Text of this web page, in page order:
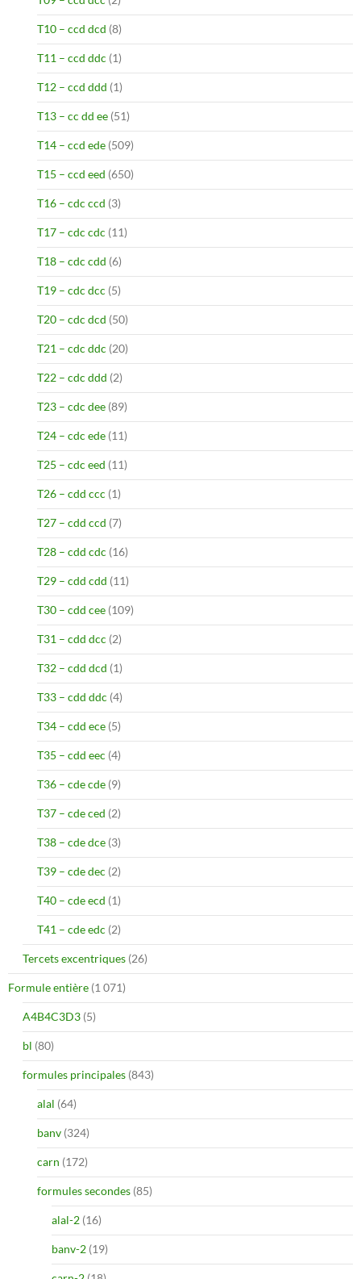
T10 – ccd dcd (8)
T11 – ccd ddc (1)
T12 – ccd ddd (1)
T13 – cc dd ee (51)
T14 – ccd ede (509)
T15 – ccd eed (650)
T16 – cdc ccd (3)
T17 – cdc cdc (11)
T18 – cdc cdd (6)
T19 – cdc dcc (5)
T20 – cdc dcd (50)
T21 – cdc ddc (20)
T22 – cdc ddd (2)
T23 – cdc dee (89)
T24 – cdc ede (11)
T25 – cdc eed (11)
T26 – cdd ccc (1)
T27 – cdd ccd (7)
T28 – cdd cdc (16)
T29 – cdd cdd (11)
T30 – cdd cee (109)
T31 – cdd dcc (2)
T32 – cdd dcd (1)
T33 – cdd ddc (4)
T34 – cdd ece (5)
T35 – cdd eec (4)
T36 – cde cde (9)
T37 – cde ced (2)
T38 – cde dce (3)
T39 – cde dec (2)
T40 – cde ecd (1)
T41 – cde edc (2)
Tercets excentriques (26)
Formule entière (1 071)
A4B4C3D3 (5)
bl (80)
formules principales (843)
alal (64)
banv (324)
carn (172)
formules secondes (85)
alal-2 (16)
banv-2 (19)